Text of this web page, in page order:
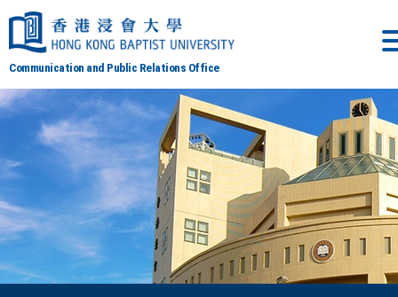
Communication and Public Relations Office